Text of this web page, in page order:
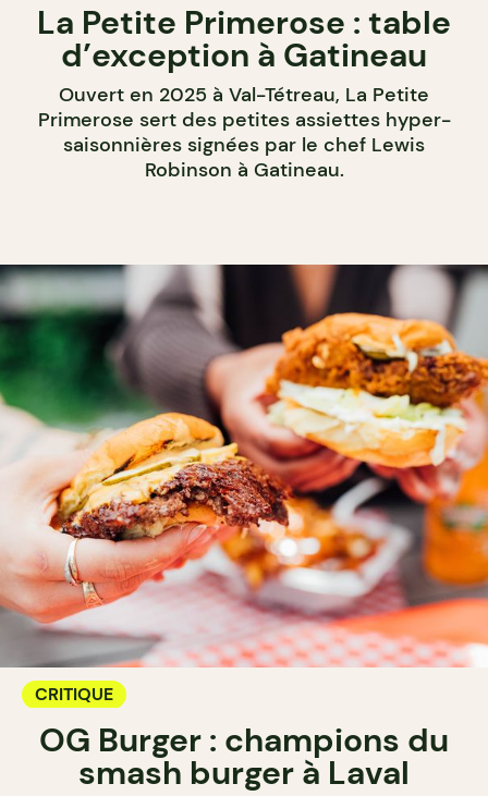
La Petite Primerose : table
d’exception à Gatineau
Ouvert en 2025 à Val-Tétreau, La Petite
Primerose sert des petites assiettes hyper-
saisonnières signées par le chef Lewis
Robinson à Gatineau.
CRITIQUE
OG Burger : champions du
smash burger à Laval